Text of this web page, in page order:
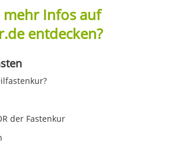
Infos auf
entdecken?
der Fastenkur